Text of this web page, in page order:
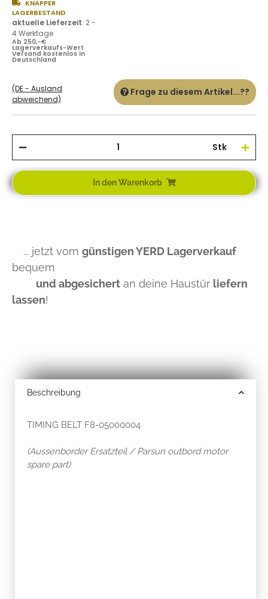
KNAPPER
LAGERBESTAND
aktuelle Lieferzeit: 2 -
4 Werktage
Ab 250,-€
Lagerverkaufs-Wert
Versand kostenlos in
Deutschland
(DE - Ausland
abweichend)
Frage zu diesem Artikel...??
Stk
In den Warenkorb
... jetzt vom günstigen YERD Lagerverkauf
bequem
und abgesichert an deine Haustür liefern
lassen!
Beschreibung
TIMING BELT F8-05000004
(Aussenborder Ersatzteil / Parsun outbord motor
spare part)